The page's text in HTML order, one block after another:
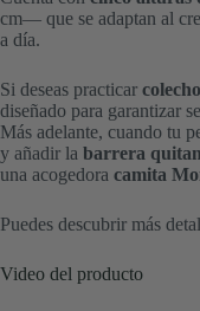
cm— que se adaptan al
a día.
Si deseas practicar colecho
diseñado para garantizar
Más adelante, cuando tu
y añadir la barrera
una acogedora camita
Puedes descubrir más
Video del producto